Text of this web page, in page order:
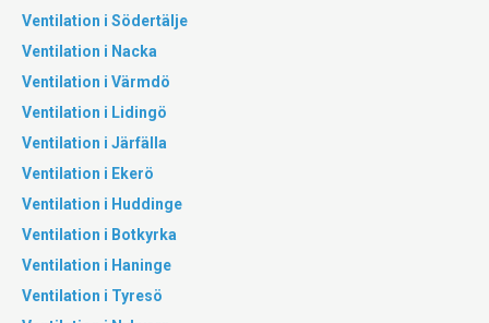
Ventilation i Södertälje
Ventilation i Nacka
Ventilation i Värmdö
Ventilation i Lidingö
Ventilation i Järfälla
Ventilation i Ekerö
Ventilation i Huddinge
Ventilation i Botkyrka
Ventilation i Haninge
Ventilation i Tyresö